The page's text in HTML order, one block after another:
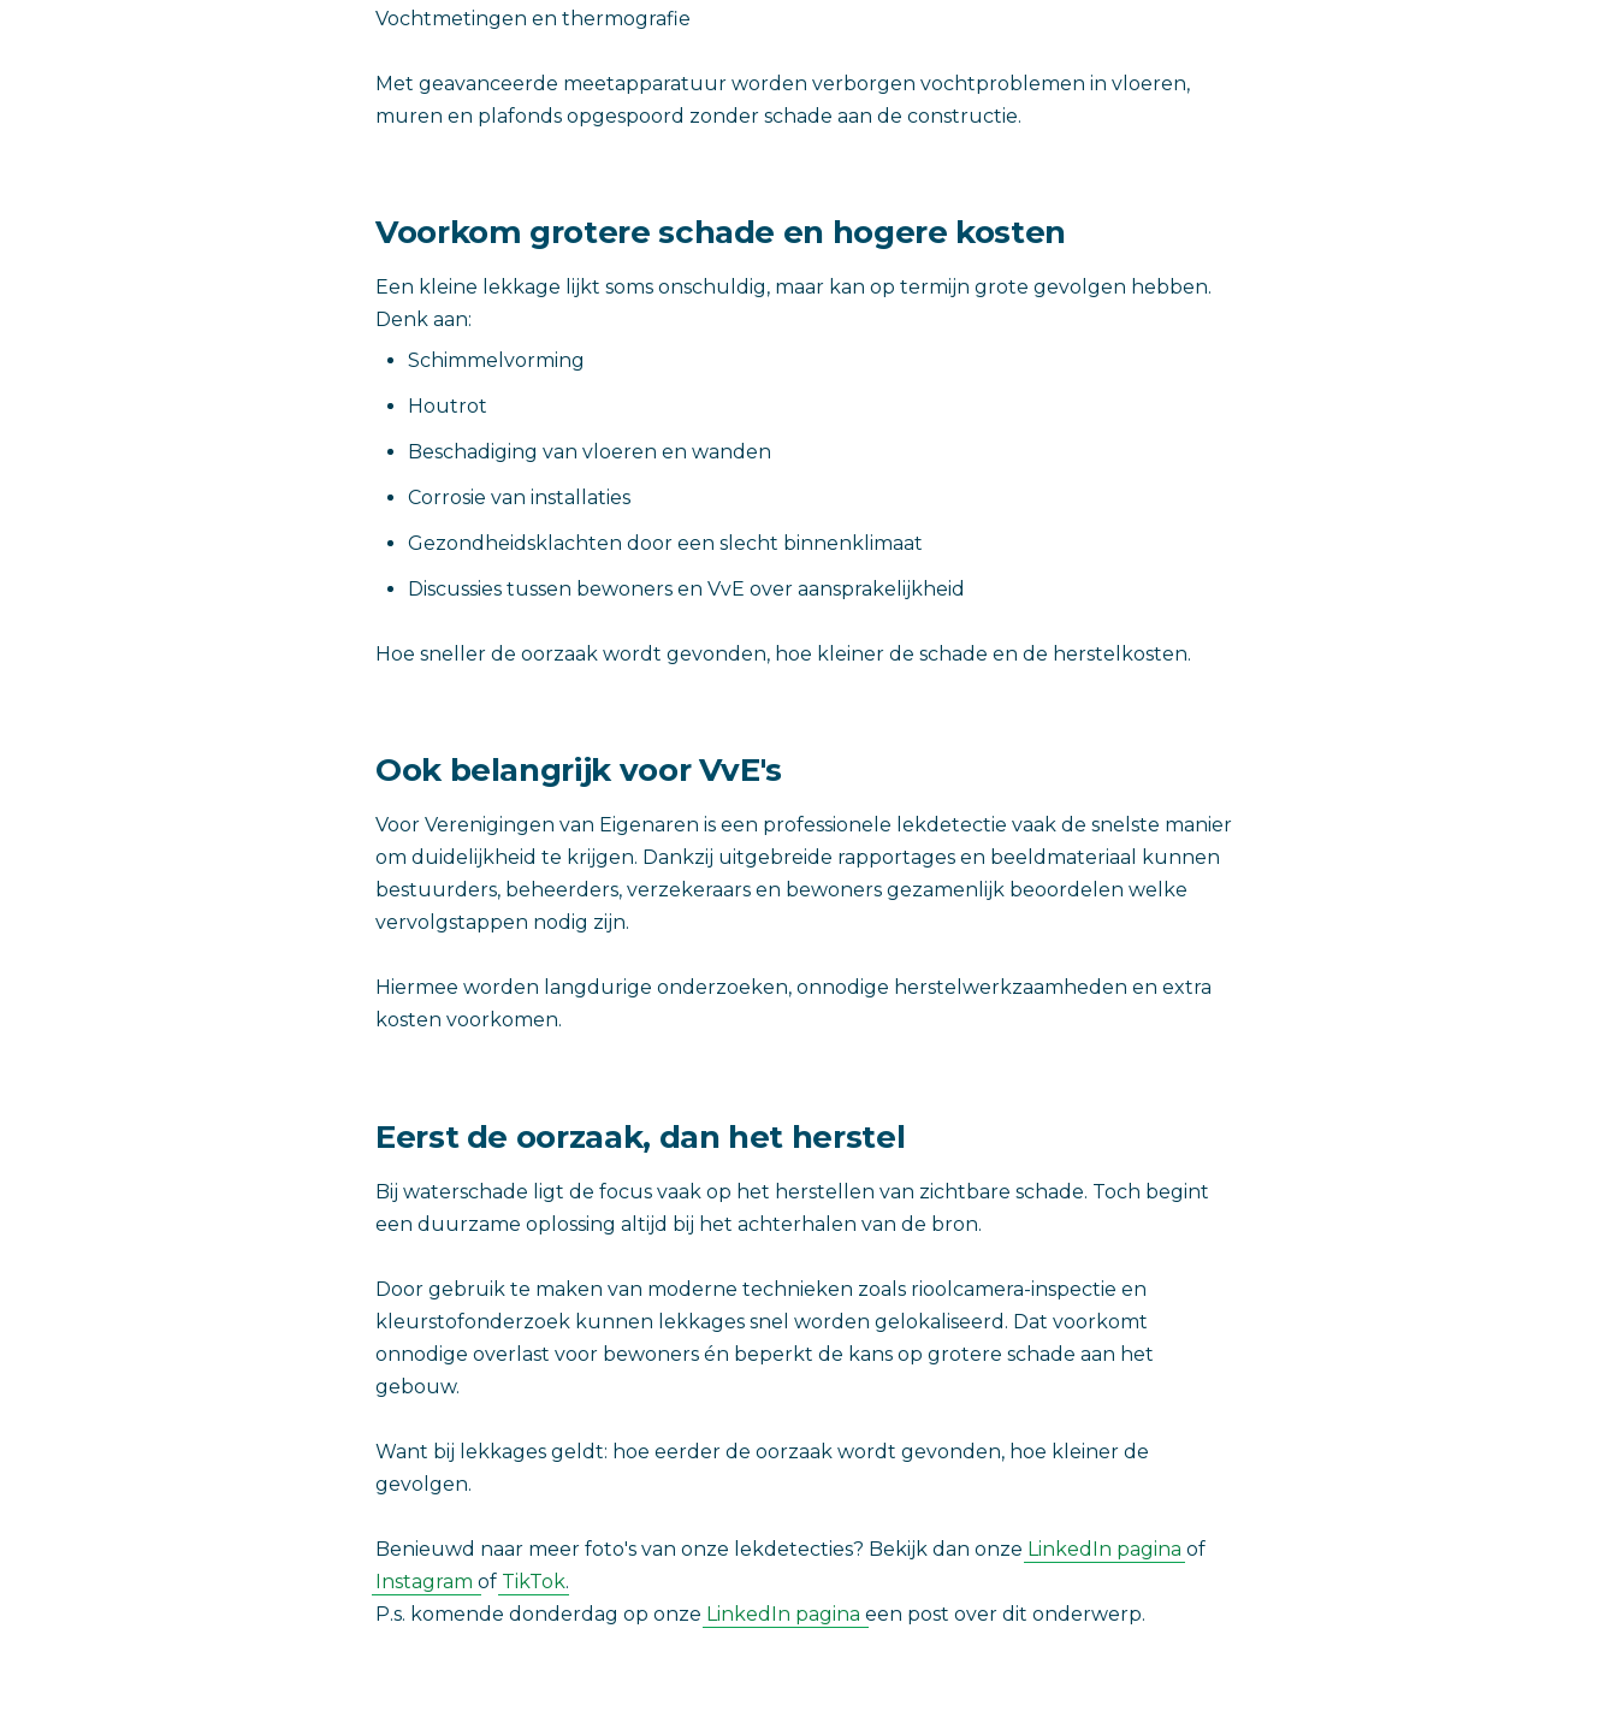
Vochtmetingen en thermografie
Met geavanceerde meetapparatuur worden verborgen vochtproblemen in vloeren,
muren en plafonds opgespoord zonder schade aan de constructie.
Voorkom grotere schade en hogere kosten
Een kleine lekkage lijkt soms onschuldig, maar kan op termijn grote gevolgen hebben.
Denk aan:
Schimmelvorming
Houtrot
Beschadiging van vloeren en wanden
Corrosie van installaties
Gezondheidsklachten door een slecht binnenklimaat
Discussies tussen bewoners en VvE over aansprakelijkheid
Hoe sneller de oorzaak wordt gevonden, hoe kleiner de schade en de herstelkosten.
Ook belangrijk voor VvE's
Voor Verenigingen van Eigenaren is een professionele lekdetectie vaak de snelste manier
om duidelijkheid te krijgen. Dankzij uitgebreide rapportages en beeldmateriaal kunnen
bestuurders, beheerders, verzekeraars en bewoners gezamenlijk beoordelen welke
vervolgstappen nodig zijn.
Hiermee worden langdurige onderzoeken, onnodige herstelwerkzaamheden en extra
kosten voorkomen.
Eerst de oorzaak, dan het herstel
Bij waterschade ligt de focus vaak op het herstellen van zichtbare schade. Toch begint
een duurzame oplossing altijd bij het achterhalen van de bron.
Door gebruik te maken van moderne technieken zoals rioolcamera-inspectie en
kleurstofonderzoek kunnen lekkages snel worden gelokaliseerd. Dat voorkomt
onnodige overlast voor bewoners én beperkt de kans op grotere schade aan het
gebouw.
Want bij lekkages geldt: hoe eerder de oorzaak wordt gevonden, hoe kleiner de
gevolgen.
‎Benieuwd naar meer foto's van onze lekdetecties? Bekijk dan onze LinkedIn pagina of
Instagram of TikTok.
P.s. komende donderdag op onze LinkedIn pagina een post over dit onderwerp.